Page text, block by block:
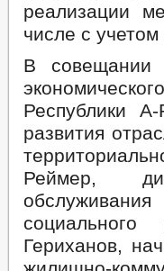
реализации
числе с
В совещании
Республики
развития
Реймер,
Гериханов,